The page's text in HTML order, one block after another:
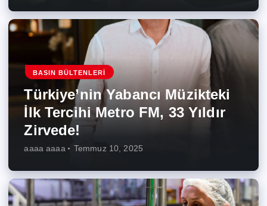
BASIN BÜLTENLERI
Türkiye’nin Yabancı Müzikteki
İlk Tercihi Metro FM, 33 Yıldır
Zirvede!
aaaa aaaa Temmuz 10, 2025